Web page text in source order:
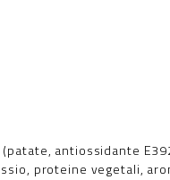
antiossidante
proteine vegetali,